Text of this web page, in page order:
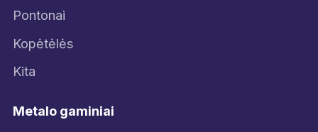
Pontonai
Kopėtėlės
Kita
Metalo gaminiai